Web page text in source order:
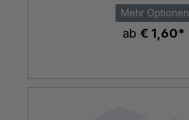
Mehr Optionen
ab € 1,60*